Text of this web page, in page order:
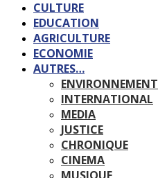
CULTURE
EDUCATION
AGRICULTURE
ECONOMIE
AUTRES…
ENVIRONNEMENT
INTERNATIONAL
MEDIA
JUSTICE
CHRONIQUE
CINEMA